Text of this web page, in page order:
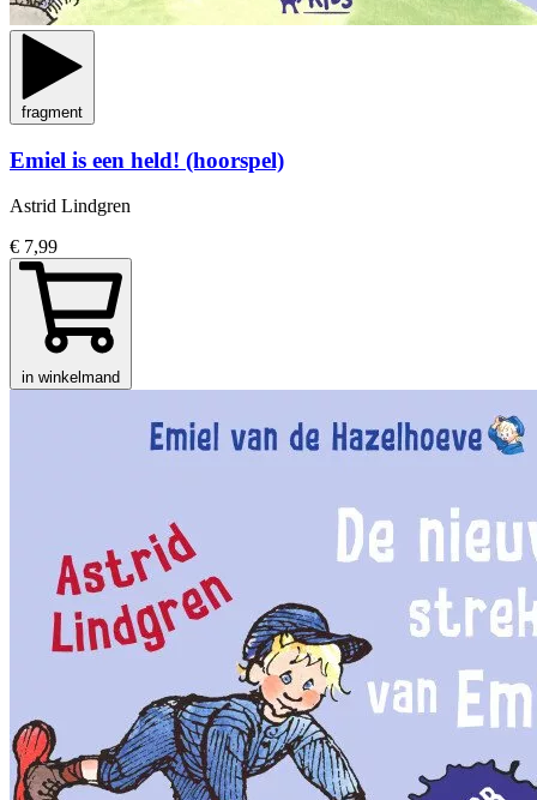
fragment
Emiel is een held! (hoorspel)
Astrid Lindgren
€ 7,99
in winkelmand